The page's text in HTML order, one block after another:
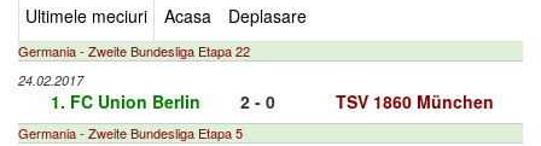
Ultimele meciuri Acasa Deplasare
Germania - Zweite Bundesliga Etapa 22
24.02.2017
1. FC Union Berlin 2 - 0 TSV 1860 München
Germania - Zweite Bundesliga Etapa 5